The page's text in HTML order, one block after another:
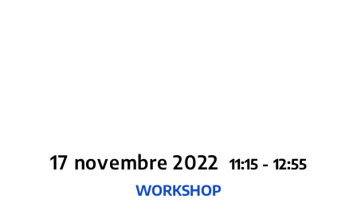
17 novembre 2022
11:15 - 12:55
WORKSHOP